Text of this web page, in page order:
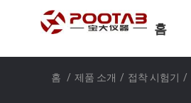
홈
홈 / 제품 소개 / 접착 시험기 /